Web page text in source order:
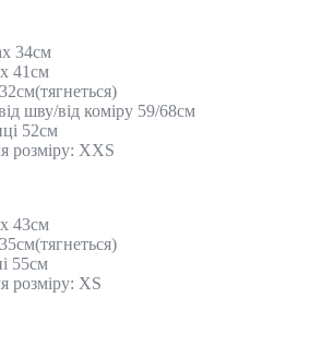
34см
41см
шву/від коміру 59/68см
52см
розміру: ХХS
43см
55см
розміру: XS